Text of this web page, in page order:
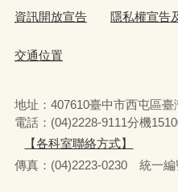
資訊開放宣告 隱私權宣告
交通位置
地址：407610臺中市西屯區
電話：(04)2228-9111分機
【各科室聯絡方式】
傳真：(04)2223-0230 統一編
服務時